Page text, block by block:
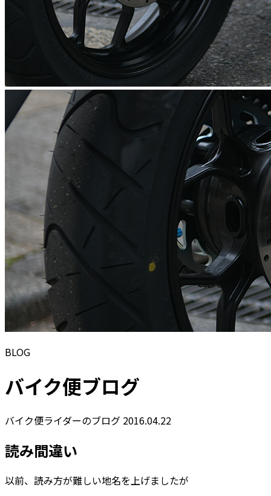
BLOG
バイク便ブログ
バイク便ライダーのブログ 2016.04.22
読み間違い
以前、読み方が難しい地名を上げましたが